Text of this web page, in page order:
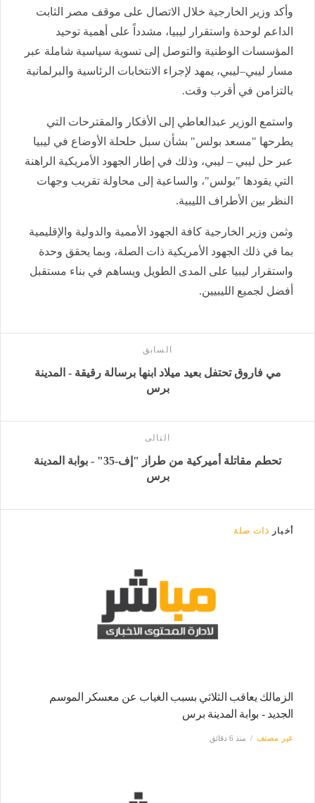
وأكد وزير الخارجية خلال الاتصال على موقف مصر الثابت
الداعم لوحدة واستقرار ليبيا، مشدداً على أهمية توحيد
المؤسسات الوطنية والتوصل إلى تسوية سياسية شاملة عبر
مسار ليبي–ليبي، يمهد لإجراء الانتخابات الرئاسية والبرلمانية
بالتزامن في أقرب وقت.
واستمع الوزير عبدالعاطي إلى الأفكار والمقترحات التي
يطرحها "مسعد بولس" بشأن سبل حلحلة الأوضاع في ليبيا
عبر حل ليبي – ليبي، وذلك في إطار الجهود الأمريكية الراهنة
التي يقودها "بولس"، والساعية إلى محاولة تقريب وجهات
النظر بين الأطراف الليبية.
وثمن وزير الخارجية كافة الجهود الأممية والدولية والإقليمية
بما في ذلك الجهود الأمريكية ذات الصلة، وبما يحقق وحدة
واستقرار ليبيا على المدى الطويل ويساهم في بناء مستقبل
أفضل لجميع الليبيين.
السابق
مي فاروق تحتفل بعيد ميلاد ابنها برسالة رقيقة - المدينة
برس
التالى
تحطم مقاتلة أميركية من طراز "إف-35" - بوابة المدينة
برس
أخبار ذات صلة
الزمالك يعاقب الثلاثي بسبب الغياب عن معسكر الموسم
الجديد - بوابة المدينة برس
غير مصنف منذ 6 دقائق